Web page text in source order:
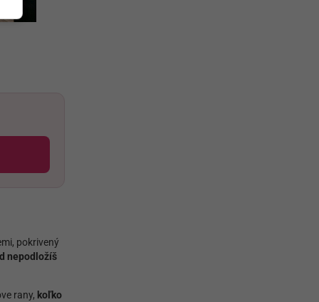
pokrivený
nepodložíš
rany, koľko